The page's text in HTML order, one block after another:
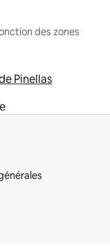
des zones
Pinellas